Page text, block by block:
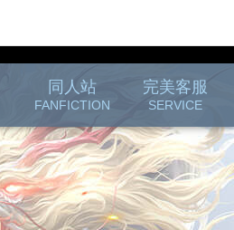
同人站
FANFICTION
完美客服
SERVICE